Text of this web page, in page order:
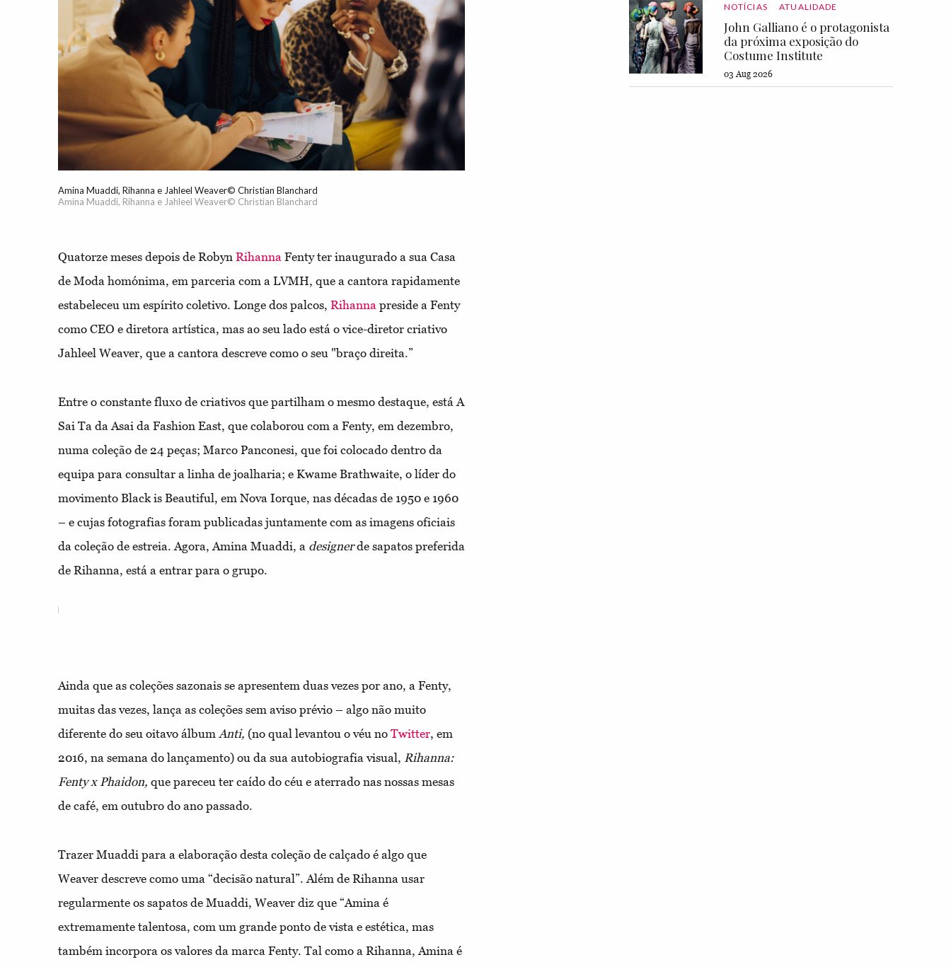
Amina Muaddi, Rihanna e Jahleel Weaver© Christian Blanchard
Amina Muaddi, Rihanna e Jahleel Weaver© Christian Blanchard
Quatorze meses depois de Robyn Rihanna Fenty ter inaugurado a sua Casa
de Moda homónima, em parceria com a LVMH, que a cantora rapidamente
estabeleceu um espírito coletivo. Longe dos palcos, Rihanna preside a Fenty
como CEO e diretora artística, mas ao seu lado está o vice-diretor criativo
Jahleel Weaver, que a cantora descreve como o seu "braço direita.”
Entre o constante fluxo de criativos que partilham o mesmo destaque, estáA
Sai Ta daAsai da Fashion East, que colaborou com a Fenty, em dezembro,
numa coleção de 24 peças; Marco Panconesi, que foi colocado dentro da
equipa para consultar a linha de joalharia; e Kwame Brathwaite, o líder do
movimento Black is Beautiful, em Nova Iorque, nas décadas de 1950 e 1960
– e cujas fotografias foram publicadas juntamente com as imagens oficiais
da coleção de estreia. Agora, Amina Muaddi, a designerde sapatos preferida
de Rihanna, está a entrar para o grupo.
Ainda que as coleções sazonais se apresentem duas vezes por ano, a Fenty,
muitas das vezes, lança as coleções sem aviso prévio – algo não muito
diferente do seu oitavo álbumAnti, (no qual levantou o véu no Twitter, em
2016, na semana do lançamento) ou da sua autobiografia visual, Rihanna:
Fenty x Phaidon, que pareceu ter caído do céu e aterrado nas nossas mesas
de café, em outubro do ano passado.
Trazer Muaddi para a elaboração desta coleção de calçado é algo que
Weaver descreve como uma “decisão natural”. Além de Rihanna usar
regularmente os sapatos de Muaddi, Weaver diz que “Amina é
extremamente talentosa, com um grande ponto de vista e estética, mas
também incorpora os valores da marca Fenty. Tal como a Rihanna, Amina é
NOTÍCIAS ATUALIDADE
John Galliano é o protagonista
da próxima exposição do
Costume Institute
03 Aug 2026